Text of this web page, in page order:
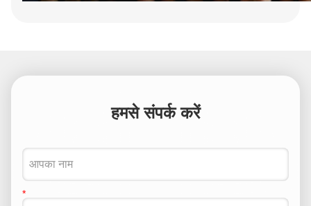
हमसे संपर्क करें